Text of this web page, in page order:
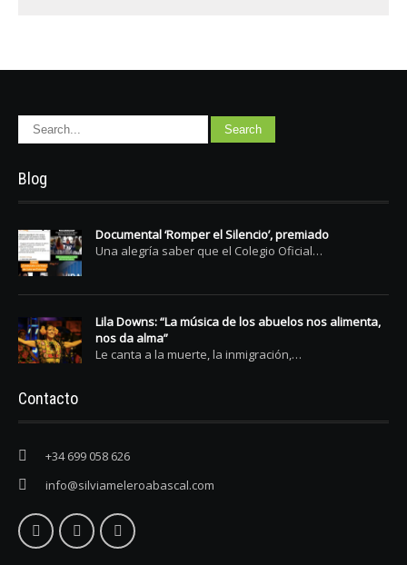
Blog
Documental ‘Romper el Silencio’, premiado
Una alegría saber que el Colegio Oficial…
Lila Downs: “La música de los abuelos nos alimenta,
nos da alma”
Le canta a la muerte, la inmigración,…
Contacto
+34 699 058 626
info@silviameleroabascal.com